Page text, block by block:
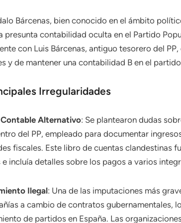
Bárcenas, bien conocido en el ámbito
presunta contabilidad oculta en el Partido
con Luis Bárcenas, antiguo tesorero del
y de mantener una contabilidad B en el
Irregularidades
Alternativo: Se plantearon dudas
del PP, empleado para documentar
fiscales. Este libro de cuentas clandestinas
e incluía detalles sobre los pagos a varios
Ilegal: Una de las imputaciones más
a cambio de contratos gubernamentales,
de partidos en España. Las